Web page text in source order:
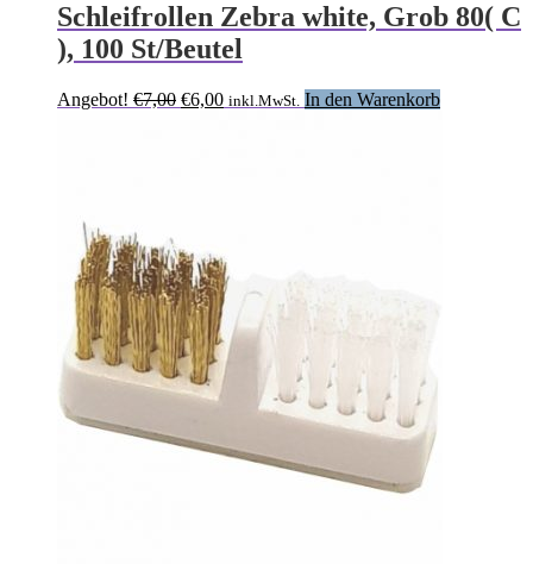
Schleifrollen Zebra white, Grob 80( C
), 100 St/Beutel
Angebot! €7,00 Ursprünglicher
€6,00Aktueller
inkl.MwSt. In den Warenkorb